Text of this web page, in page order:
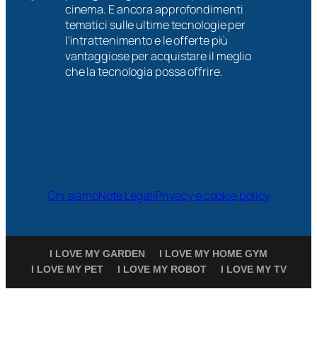
cinema. E ancora approfondimenti
tematici sulle ultime tecnologie per
l’intrattenimento e le offerte più
vantaggiose per acquistare il meglio
che la tecnologia possa offrire.
Chi siamoNote LegaliPrivacy e cookie policy
I LOVE MY GARDEN
I LOVE MY HOME GYM
I LOVE MY PET
I LOVE MY ROBOT I LOVE MY TV